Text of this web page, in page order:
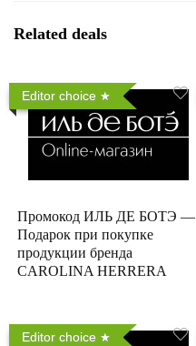
Related deals
Editor choice
Промокод ИЛЬ ДЕ БОТЭ —
Подарок при покупке
продукции бренда
CAROLINA HERRERA
Editor choice